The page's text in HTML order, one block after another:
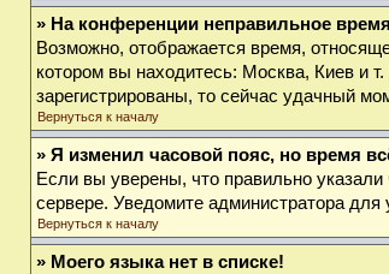
» На конференции неправильное
Возможно, отображается время,
котором вы находитесь: Москва, Киев и
зарегистрированы, то сейчас удачный
Вернуться к началу
» Я изменил часовой пояс, но время
Если вы уверены, что правильно
сервере. Уведомите администратора для
Вернуться к началу
» Моего языка нет в списке!